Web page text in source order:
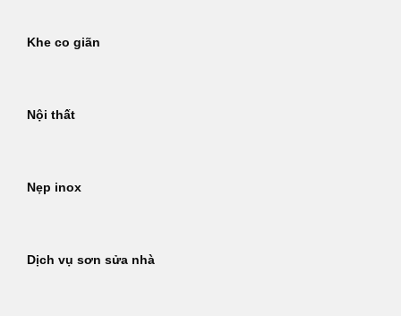
Khe co giãn
Nội thất
Nẹp inox
Dịch vụ sơn sửa nhà